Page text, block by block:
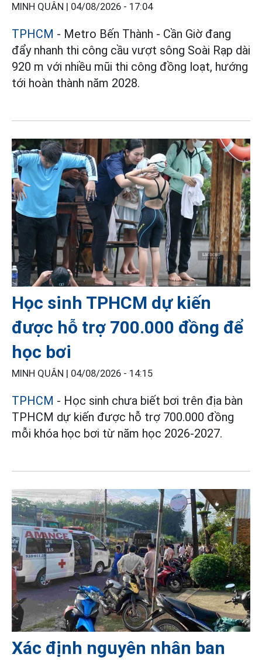
MINH QUÂN | 04/08/2026 - 17:04
TPHCM - Metro Bến Thành - Cần Giờ đang
đẩy nhanh thi công cầu vượt sông Soài Rạp dài
920 m với nhiều mũi thi công đồng loạt, hướng
tới hoàn thành năm 2028.
Học sinh TPHCM dự kiến
được hỗ trợ 700.000 đồng để
học bơi
MINH QUÂN | 04/08/2026 - 14:15
TPHCM - Học sinh chưa biết bơi trên địa bàn
TPHCM dự kiến được hỗ trợ 700.000 đồng
mỗi khóa học bơi từ năm học 2026-2027.
Xác định nguyên nhân ban